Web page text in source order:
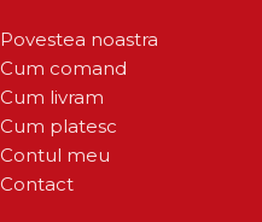
Povestea noastra
Cum comand
Cum livram
Cum platesc
Contul meu
Contact